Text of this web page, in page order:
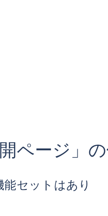
開ページ」
セットはあり